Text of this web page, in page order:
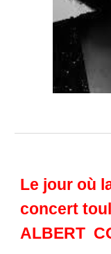
Le jour où
concert
ALBERT